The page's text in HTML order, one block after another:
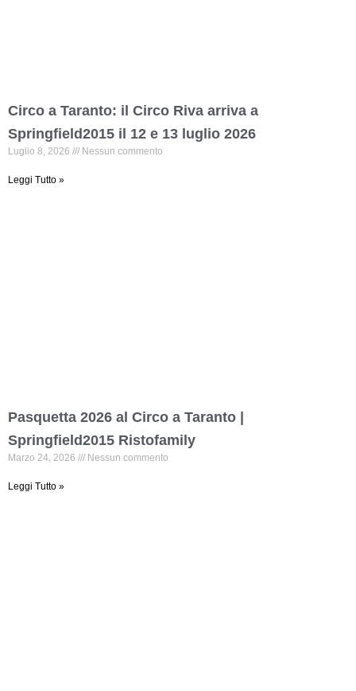
Circo a Taranto: il Circo Riva arriva a
Springfield2015 il 12 e 13 luglio 2026
Luglio 8, 2026 Nessun commento
Leggi Tutto »
Pasquetta 2026 al Circo a Taranto |
Springfield2015 Ristofamily
Marzo 24, 2026 Nessun commento
Leggi Tutto »